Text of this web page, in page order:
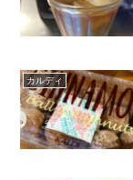
カルディ